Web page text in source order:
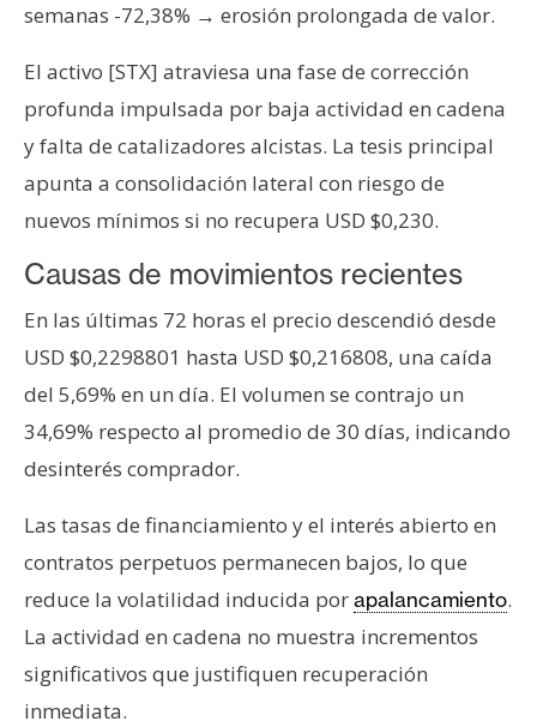
o
a
s
d
e
r
e
s
a
T
e
a
s
R
e
c
semanas -72,38% → erosión prolongada de valor.
El activo [STX] atraviesa una fase de corrección
profunda impulsada por baja actividad en cadena
y falta de catalizadores alcistas. La tesis principal
apunta a consolidación lateral con riesgo de
nuevos mínimos si no recupera USD $0,230.
Causas de movimientos recientes
En las últimas 72 horas el precio descendió desde
USD $0,2298801 hasta USD $0,216808, una caída
del 5,69% en un día. El volumen se contrajo un
34,69% respecto al promedio de 30 días, indicando
desinterés comprador.
Las tasas de financiamiento y el interés abierto en
contratos perpetuos permanecen bajos, lo que
reduce la volatilidad inducida porapalancamiento.
La actividad en cadena no muestra incrementos
significativos que justifiquen recuperación
inmediata.